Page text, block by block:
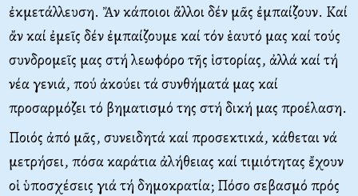
ἐκμετάλλευση. Ἄν κάποιοι ἄλλοι δέν μᾶς ἐμπαίζουν. Καί
ἄν καί ἐμεῖς δέν ἐμπαίζουμε καί τόν ἑαυτό μας καί τούς
συνδρομεῖς μας στή λεωφόρο τῆς ἱστορίας, ἀλλά καί τή
νέα γενιά, πού ἀκούει τά συνθήματά μας καί
προσαρμόζει τό βηματισμό της στή δική μας προέλαση.
Ποιός ἀπό μᾶς, συνειδητά καί προσεκτικά, κάθεται νά
μετρήσει, πόσα καράτια ἀλήθειας καί τιμιότητας ἔχουν
οἱ ὑποσχέσεις γιά τή δημοκρατία; Πόσο σεβασμό πρός